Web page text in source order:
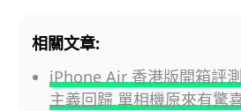
相關文章:
iPhone Air 香港版開箱評
主義回歸 單相機原來有驚